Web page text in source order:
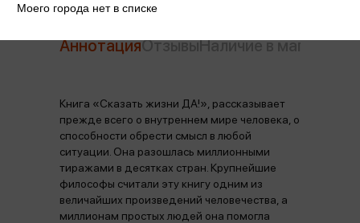
АннотацияОтзывыНаличие в магазинах
Книга «Сказать жизни ДА!», рассказывает
прежде всего о внутреннем мире человека, о
способности обрести смысл в любой
ситуации. Она разошлась миллионными
тиражами в десятках стран. Крупнейшие
философы считали эту книгу одним из
величайших произведений человечества, а
миллионам простых людей она помогла
Моего города нет в списке